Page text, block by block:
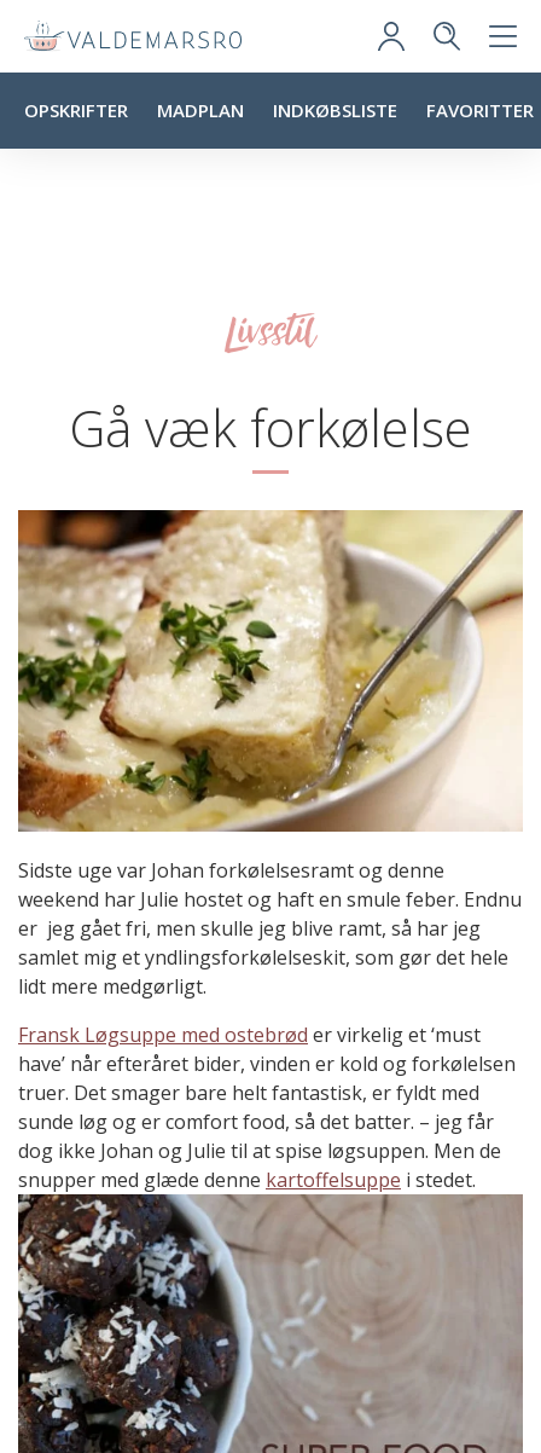
OPSKRIFTER MADPLAN INDKØBSLISTE FAVORITTER
Livsstil
Gå væk forkølelse
Sidste uge var Johan forkølelsesramt og denne
weekend har Julie hostet og haft en smule feber. Endnu
er jeg gået fri, men skulle jeg blive ramt, så har jeg
samlet mig et yndlingsforkølelseskit, som gør det hele
lidt mere medgørligt.
Fransk Løgsuppe med ostebrød er virkelig et ‘must
have’ når efteråret bider, vinden er kold og forkølelsen
truer. Det smager bare helt fantastisk, er fyldt med
sunde løg og er comfort food, så det batter. – jeg får
dog ikke Johan og Julie til at spise løgsuppen. Men de
snupper med glæde denne kartoffelsuppe i stedet.